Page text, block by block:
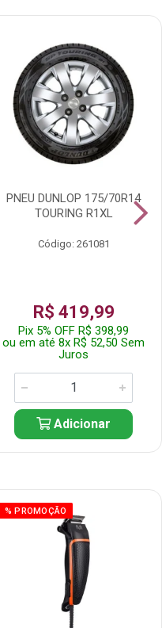
PNEU DUNLOP 175/70R14
TOURING R1XL
Código: 261081
R$ 419,99
Pix 5% OFF R$ 398,99
ou em até 8x R$ 52,50 Sem
Juros
Adicionar
% PROMOÇÃO